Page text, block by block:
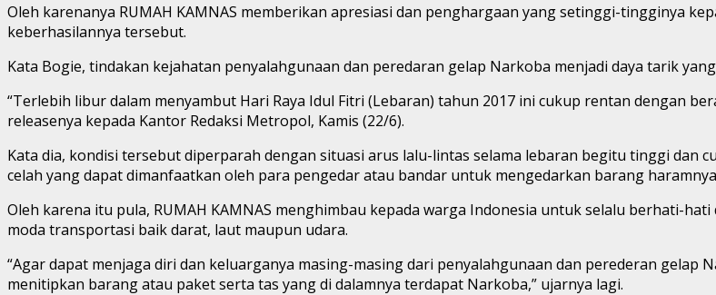
Oleh karenanya RUMAH KAMNAS memberikan apresiasi dan penghargaan yang setinggi-tingginya
keberhasilannya tersebut.
Kata Bogie, tindakan kejahatan penyalahgunaan dan peredaran gelap Narkoba menjadi daya tarik
“Terlebih libur dalam menyambut Hari Raya Idul Fitri (Lebaran) tahun 2017 ini cukup rentan dengan
releasenya kepada Kantor Redaksi Metropol, Kamis (22/6).
Kata dia, kondisi tersebut diperparah dengan situasi arus lalu-lintas selama lebaran begitu tinggi dan
celah yang dapat dimanfaatkan oleh para pengedar atau bandar untuk mengedarkan barang
Oleh karena itu pula, RUMAH KAMNAS menghimbau kepada warga Indonesia untuk selalu berhati-
moda transportasi baik darat, laut maupun udara.
“Agar dapat menjaga diri dan keluarganya masing-masing dari penyalahgunaan dan perederan
menitipkan barang atau paket serta tas yang di dalamnya terdapat Narkoba,” ujarnya lagi.